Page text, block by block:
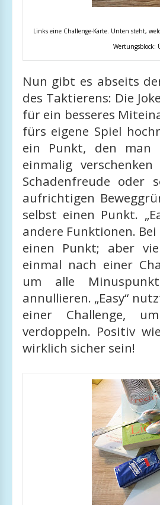
Links eine Challenge-Karte. Unten steht,
Wertungsblock:
Nun gibt es abseits
des Taktierens: Die
für ein besseres
fürs eigene Spiel
ein Punkt, den man
einmalig
Schadenfreude oder
aufrichtigen
selbst einen Punkt.
andere Funktionen.
einen Punkt; aber
einmal nach einer
um alle
annullieren. „Easy“
einer Challenge,
verdoppeln. Positiv
wirklich sicher sein!